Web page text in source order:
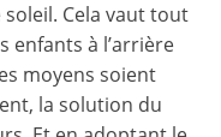
Cela vaut tout
enfants à l’arrière
moyens soient
la solution du